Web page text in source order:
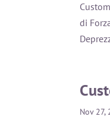
di
Nov 27,